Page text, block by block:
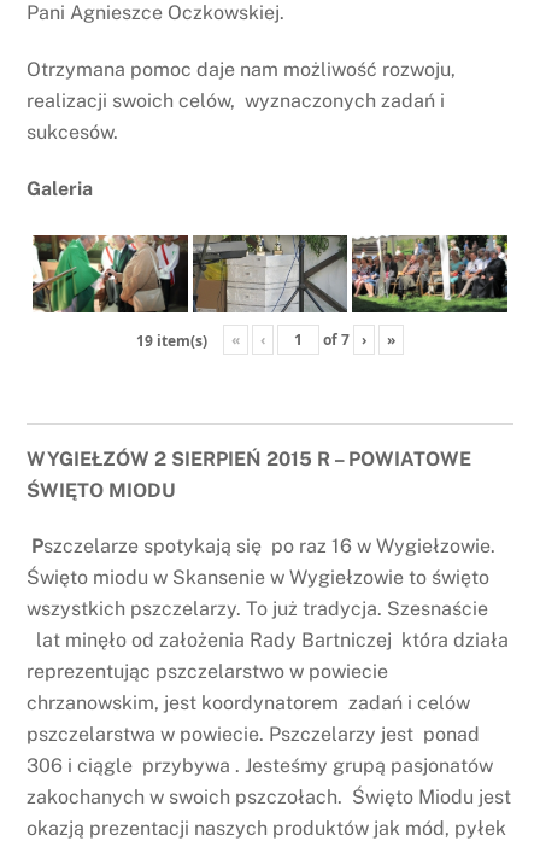
Pani Agnieszce Oczkowskiej.
Otrzymana pomoc daje nam możliwość rozwoju,
realizacji swoich celów, wyznaczonych zadań i
sukcesów.
Galeria
19 item(s) « ‹ of7 › »
WYGIEŁZÓW 2 SIERPIEŃ 2015 R – POWIATOWE
ŚWIĘTO MIODU
Pszczelarze spotykają się po raz 16 w Wygiełzowie.
Święto miodu w Skansenie w Wygiełzowie to święto
wszystkich pszczelarzy. To już tradycja. Szesnaście
lat minęło od założenia Rady Bartniczej która działa
reprezentując pszczelarstwo w powiecie
chrzanowskim, jest koordynatorem zadań i celów
pszczelarstwa w powiecie. Pszczelarzy jest ponad
306 i ciągle przybywa . Jesteśmy grupą pasjonatów
zakochanych w swoich pszczołach. Święto Miodu jest
okazją prezentacji naszych produktów jak mód, pyłek